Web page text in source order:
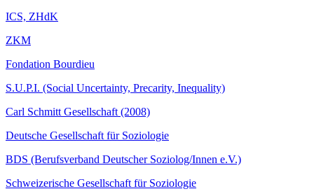
ICS, ZHdK
ZKM
Fondation Bourdieu
S.U.P.I. (Social Uncertainty, Precarity, Inequality)
Carl Schmitt Gesellschaft (2008)
Deutsche Gesellschaft für Soziologie
BDS (Berufsverband Deutscher Soziolog/Innen e.V.)
Schweizerische Gesellschaft für Soziologie